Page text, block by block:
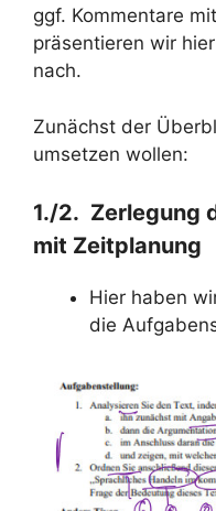
ggf. Kommentare
präsentieren wir
nach.
Zunächst der
umsetzen wollen:
1./2. Zerlegung
mit Zeitplanung
Hier haben
die